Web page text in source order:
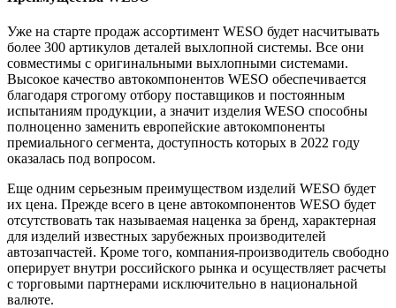
Уже на старте продаж ассортимент WESO будет насчитывать
более 300 артикулов деталей выхлопной системы. Все они
совместимы с оригинальными выхлопными системами.
Высокое качество автокомпонентов WESO обеспечивается
благодаря строгому отбору поставщиков и постоянным
испытаниям продукции, а значит изделия WESO способны
полноценно заменить европейские автокомпоненты
премиального сегмента, доступность которых в 2022 году
оказалась под вопросом.
Еще одним серьезным преимуществом изделий WESO будет
их цена. Прежде всего в цене автокомпонентов WESO будет
отсутствовать так называемая наценка за бренд, характерная
для изделий известных зарубежных производителей
автозапчастей. Кроме того, компания-производитель свободно
оперирует внутри российского рынка и осуществляет расчеты
с торговыми партнерами исключительно в национальной
валюте.